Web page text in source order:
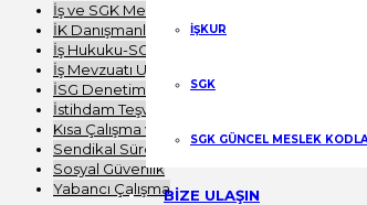
İŞKUR
SGK
SGK GÜNCEL MESLEK
BİZE ULAŞIN
İş ve SGK Mevzuatı Eğitimi
İK Danışmanlığı
İş Hukuku-SGK Denetimi
İş Mevzuatı Uygulaması
İSG Denetimi
İstihdam Teşvikleri
Kısa Çalışma ve Nakdi Ücret
Sendikal Süreç Analizi
Sosyal Güvenlik
Yabancı Çalışma